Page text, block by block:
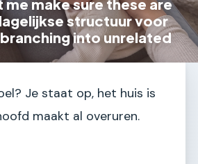
make sure these are
structuur voor
into unrelated
Je staat op, het huis is
maakt al overuren.